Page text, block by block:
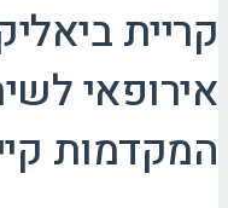
קריית
אירופאי
המקדמות